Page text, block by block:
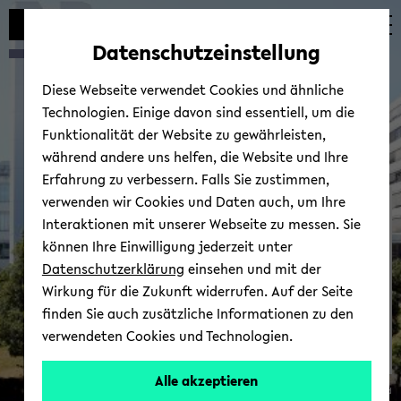
avoid
content
zum
wechseln
zum
wechseln
zum
wechseln
Travel Sup­port
© Uni­ver­sität Biele­feld
Datenschutzeinstellung
Diese Webseite verwendet Cookies und ähnliche
Technologien. Einige davon sind essentiell, um die
Funktionalität der Website zu gewährleisten,
während andere uns helfen, die Website und Ihre
Erfahrung zu verbessern. Falls Sie zustimmen,
verwenden wir Cookies und Daten auch, um Ihre
Interaktionen mit unserer Webseite zu messen. Sie
können Ihre Einwilligung jederzeit unter
Datenschutzerklärung einsehen und mit der
Wirkung für die Zukunft widerrufen. Auf der Seite
finden Sie auch zusätzliche Informationen zu den
verwendeten Cookies und Technologien.
Alle akzeptieren